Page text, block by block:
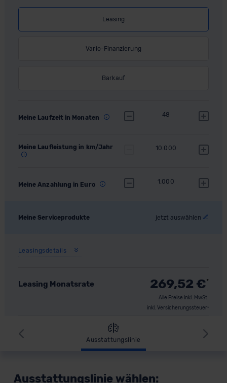
Leasing
Vario-Finanzierung
Barkauf
Meine Laufzeit in Monaten 48
Meine Laufleistung in km/Jahr 10.000
Meine Anzahlung in Euro 1.000
Meine Serviceprodukte jetzt auswählen
Leasingsdetails
Leasing Monatsrate 269,52 €*
Alle Preise inkl. MwSt.
inkl. Versicherungssteuer¹
Ausstattungslinie
Ausstattungslinie wählen: